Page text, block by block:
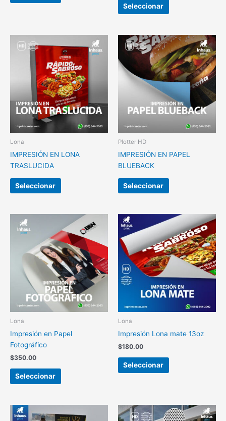
Seleccionar
Lona
IMPRESIÓN EN LONA
TRASLUCIDA
Seleccionar
Plotter HD
IMPRESIÓN EN PAPEL
BLUEBACK
Seleccionar
Lona
Impresión en Papel
Fotográfico
$350.00
Seleccionar
Lona
Impresión Lona mate 13oz
$180.00
Seleccionar